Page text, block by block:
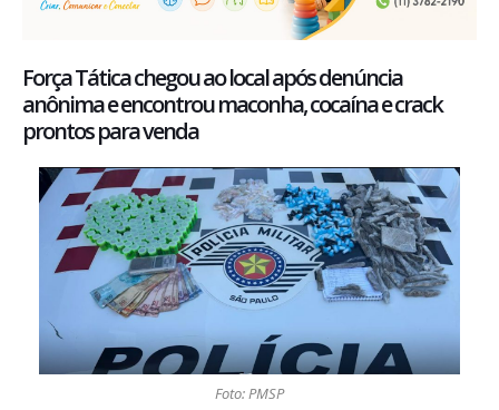
Força Tática chegou ao local após denúncia
anônima e encontrou maconha, cocaína e crack
prontos para venda
Foto: PMSP